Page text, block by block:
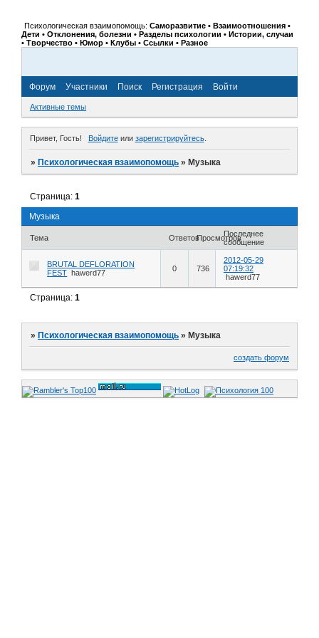
Психологическая взаимопомощь: Саморазвитие • Взаимоотношения •
Дети • Отклонения, болезни • Разделы психологии • Истории, случаи
• Творчество • Юмор • Клубы • Ссылки • Разное
Форум Участники Поиск Регистрация Войти
Активные темы
Привет, Гость! Войдитеили зарегистрируйтесь.
»Психологическая взаимопомощь »Музыка
Музыка
Страница:1
Тема ОтветовПросмотровПоследнее
сообщение
BRUTAL DEFLORATION
FEST hawerd77 0 736
2012-05-29
07:19:32
hawerd77
Страница:1
»Психологическая взаимопомощь »Музыка
создать форум